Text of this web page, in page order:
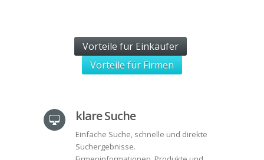
Vorteile für Einkäufer
Vorteile für Firmen
klare Suche
Einfache Suche, schnelle und direkte
Suchergebnisse.